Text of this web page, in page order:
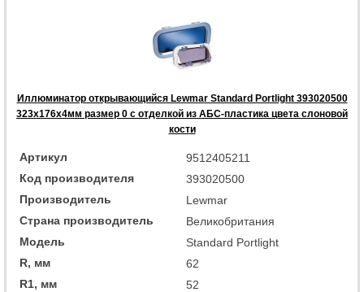
Иллюминатор открывающийся Lewmar Standard Portlight 393020500
323x176x4мм размер 0 с отделкой из АБС-пластика цвета слоновой
кости
Артикул
9512405211
Код производителя
393020500
Производитель
Lewmar
Страна производитель
Великобритания
Модель
Standard Portlight
R, мм
62
R1, мм
52